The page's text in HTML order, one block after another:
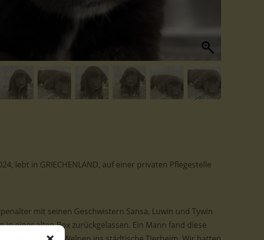
lebt in GRIECHENLAND, auf einer privaten Pflegestelle
mit seinen Geschwistern Sansa, Luwin und Tywin
in einer alten Box zurückgelassen. Ein Mann fand diese